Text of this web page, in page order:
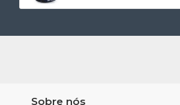
Sobre nós